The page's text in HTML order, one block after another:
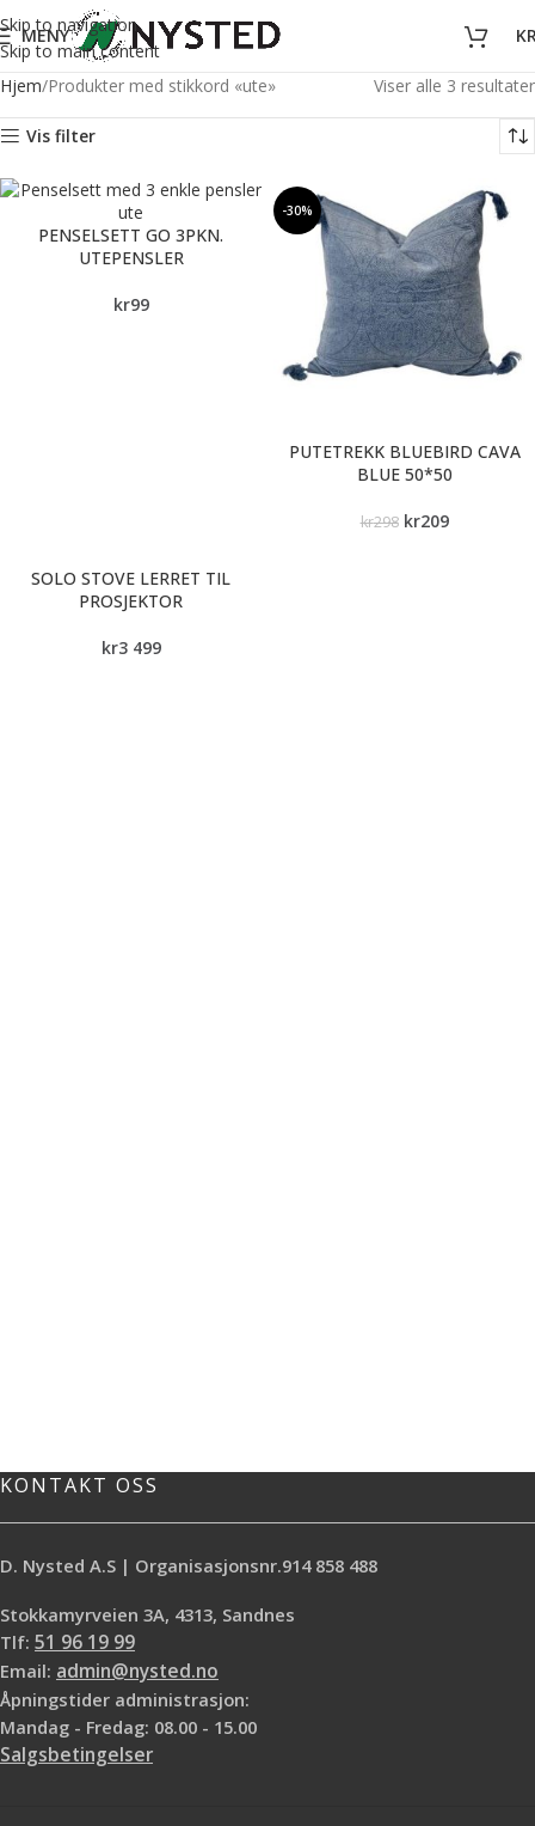
Skip to navigation
Skip to main content
MENY
Hjem Produkter med stikkord «ute» Viser alle 3 resultater
Vis filter
PENSELSETT GO 3PKN.
UTEPENSLER
kr99
-30%
PUTETREKK BLUEBIRD CAVA
BLUE 50*50
kr298 kr209
SOLO STOVE LERRET TIL
PROSJEKTOR
kr3 499
KONTAKT OSS
D. Nysted A.S | Organisasjonsnr.914 858 488
Stokkamyrveien 3A, 4313, Sandnes
Tlf: 51 96 19 99
Email: admin@nysted.no
Åpningstider administrasjon:
Mandag - Fredag: 08.00 - 15.00
Salgsbetingelser